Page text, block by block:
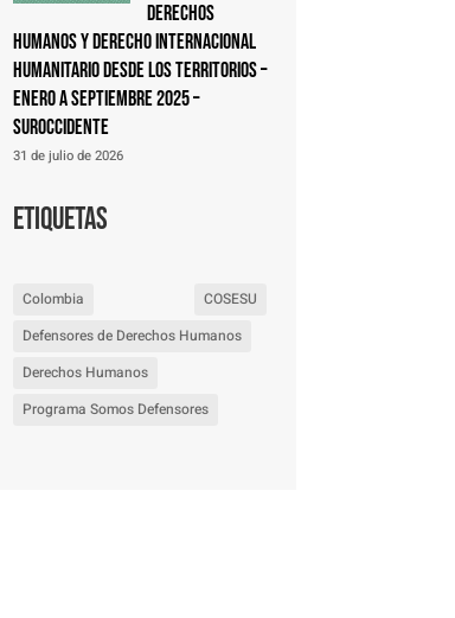
derechos
humanos y derecho internacional
humanitario desde los territorios –
Enero a septiembre 2025 –
Suroccidente
31 de julio de 2026
Etiquetas
Colombia
COSESU
Defensores de Derechos Humanos
Derechos Humanos
Programa Somos Defensores